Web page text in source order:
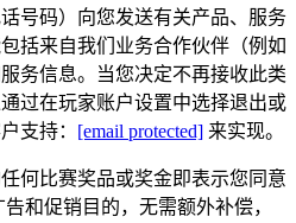
号码）向您发送有关产品、服务
括来自我们业务合作伙伴（例如
务信息。当您决定不再接收此类
过在玩家账户设置中选择退出或
支持： [email protected] 来实现。
何比赛奖品或奖金即表示您同意
和促销目的，无需额外补偿，